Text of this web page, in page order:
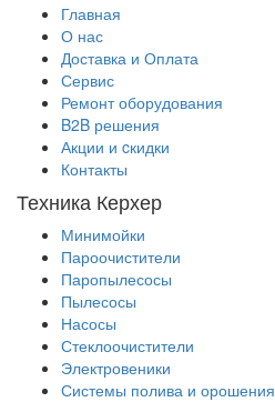
Главная
О нас
Доставка и Оплата
Сервис
Ремонт оборудования
B2B решения
Акции и cкидки
Контакты
Техника Керхер
Минимойки
Пароочистители
Паропылесосы
Пылесосы
Насосы
Стеклоочистители
Электровеники
Системы полива и орошения